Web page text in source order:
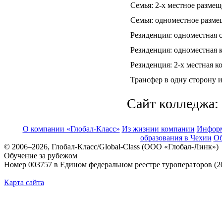
Семья: 2-х местное
Семья: одноместное
Резиденция: одноместная
Резиденция: одноместная
Резиденция: 2-х местная
Трансфер в одну сторону
Cайт колледжа:
О компании «Глобал-Класс» Из жизнии компании
образования в Чехии
© 2006–2026, Глобал-Класс/Global-Class (ООО «Глобал-Линк»)
Обучение за рубежом
Номер 003757 в Едином федеральном реестре туроператоров
Карта сайта